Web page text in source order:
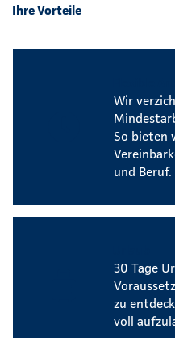
Ihre Vorteile
Wir
So bieten
und Beruf.
30 Tage
zu
voll